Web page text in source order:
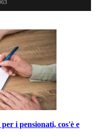
i pensionati, cos'è e